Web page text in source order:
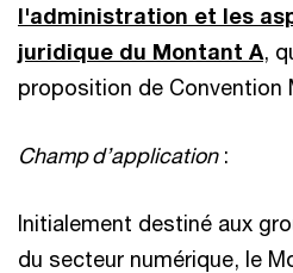
l'administration et les
juridique du Montant A,
proposition de Convention
Champ d’application :
Initialement destiné aux
du secteur numérique, le